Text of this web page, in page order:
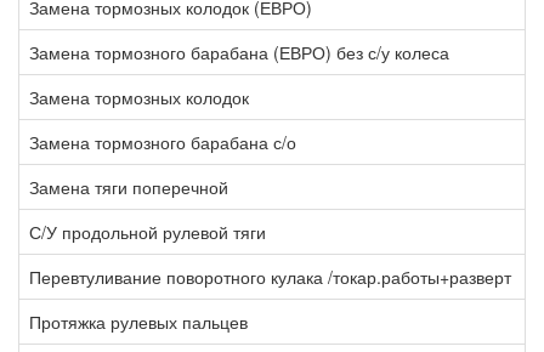
Замена тормозных колодок (ЕВРО)
Замена тормозного барабана (ЕВРО) без с/у колеса
Замена тормозных колодок
Замена тормозного барабана с/о
Замена тяги поперечной
С/У продольной рулевой тяги
Перевтуливание поворотного кулака /токар.работы+разверт
Протяжка рулевых пальцев